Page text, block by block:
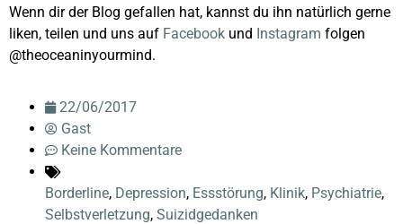
Wenn dir der Blog gefallen hat, kannst du ihn natürlich gerne
liken, teilen und uns auf Facebook und Instagram folgen
@theoceaninyourmind.
22/06/2017
Gast
Keine Kommentare
Borderline, Depression, Essstörung, Klinik, Psychiatrie,
Selbstverletzung, Suizidgedanken